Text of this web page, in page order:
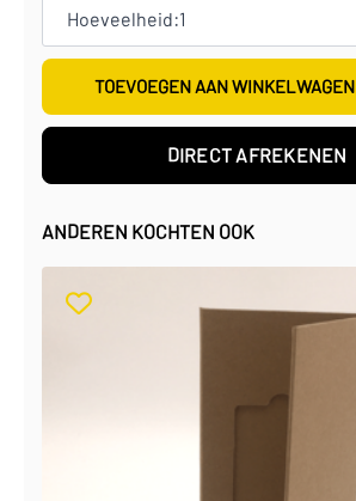
TOEVOEGEN AAN WINKELWAGEN
DIRECT AFREKENEN
ANDEREN KOCHTEN OOK